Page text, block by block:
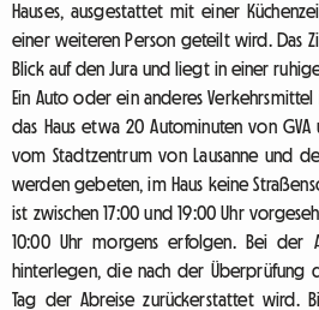
Hauses, ausgestattet mit einer
einer weiteren Person geteilt wird. Das
Blick auf den Jura und liegt in einer
Ein Auto oder ein anderes
das Haus etwa 20 Autominuten von GVA
vom Stadtzentrum von Lausanne und
werden gebeten, im Haus keine
ist zwischen 17:00 und 19:00 Uhr
10:00 Uhr morgens erfolgen. Bei der
hinterlegen, die nach der Überprüfung
Tag der Abreise zurückerstattet wird.